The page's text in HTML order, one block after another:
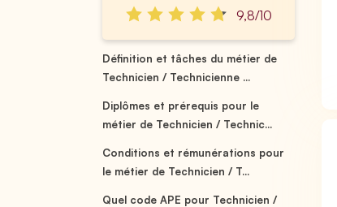
9,8/10
Définition et tâches du métier de
Technicien / Technicienne ...
Diplômes et prérequis pour le
métier de Technicien / Technic...
Conditions et rémunérations pour
le métier de Technicien / T...
Quel code APE pour Technicien /